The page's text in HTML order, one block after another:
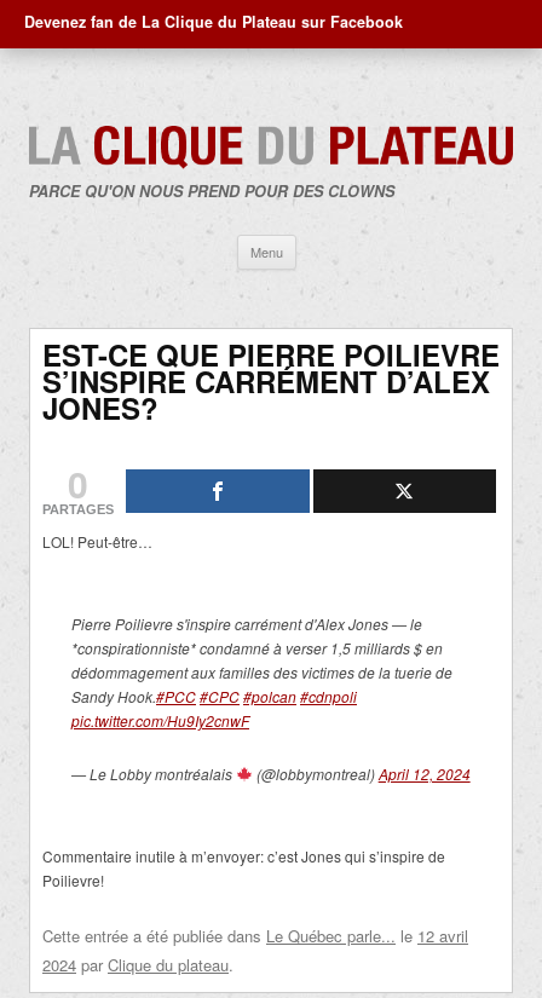
Devenez fan de La Clique du Plateau sur Facebook
PARCE QU'ON NOUS PREND POUR DES CLOWNS
Menu
contenu
EST-CE QUE PIERRE POILIEVRE
S’INSPIRE CARRÉMENT D’ALEX
JONES?
0
PARTAGES
LOL! Peut-être…
Pierre Poilievre s'inspire carrément d'Alex Jones — le
*conspirationniste* condamné à verser 1,5 milliards $ en
dédommagement aux familles des victimes de la tuerie de
Sandy Hook.#PCC#CPC#polcan#cdnpoli
pic.twitter.com/Hu9Iy2cnwF
— Le Lobby montréalais (@lobbymontreal)April 12, 2024
Commentaire inutile à m’envoyer: c’est Jones qui s’inspire de
Poilievre!
Cette entrée a été publiée dans Le Québec parle... le 12 avril
2024 par Clique du plateau.